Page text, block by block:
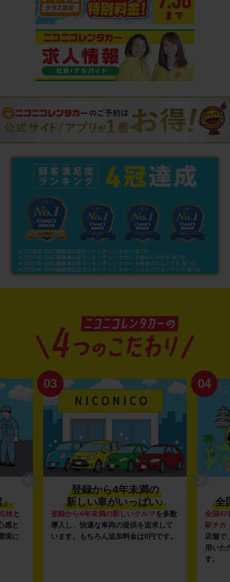
」
検と
感と
境に
03
登録から4年未満の
新しい車がいっぱい♪
登録から4年未満の新しいクルマを多数
導入し、快適な車両の提供を追求して
います。もちろん追加料金は0円です。
04
全
全国47
駅チカ
店舗で
用いた
す。